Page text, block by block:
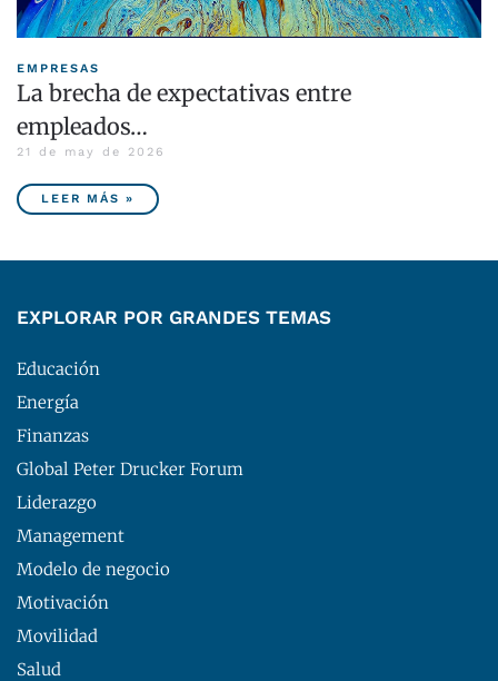
EMPRESAS
La brecha de expectativas entre
empleados…
21 de may de 2026
LEER MÁS »
EXPLORAR POR GRANDES TEMAS
Educación
Energía
Finanzas
Global Peter Drucker Forum
Liderazgo
Management
Modelo de negocio
Motivación
Movilidad
Salud